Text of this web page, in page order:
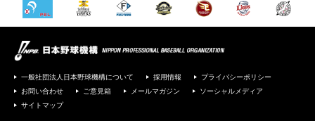
一般社団法人日本野球機構について 採用情報
プライバシーポリシー
お問い合わせ
ご意見箱 メールマガジン
ソーシャルメディア
サイトマップ